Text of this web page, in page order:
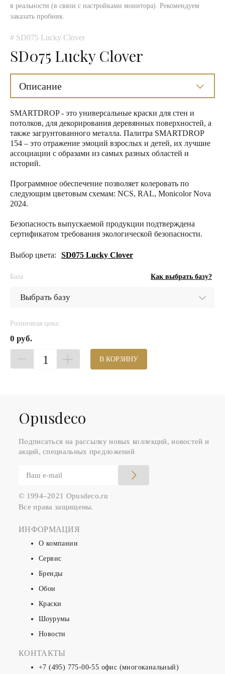
в реальности (в связи с настройками монитора). Рекомендуем
заказать пробник.
# SD075 Lucky Clover
SD075 Lucky Clover
Описание
SMARTDROP - это универсальные краски для стен и
потолков, для декорирования деревянных поверхностей, а
также загрунтованного металла. Палитра SMARTDROP
154 – это отражение эмоций взрослых и детей, их лучшие
ассоциации с образами из самых разных областей и
историй.
Программное обеспечение позволяет колеровать по
следующим цветовым схемам: NCS, RAL, Monicolor Nova
2024.
Безопасность выпускаемой продукции подтверждена
сертификатом требования экологической безопасности.
Выбор цвета: SD075 Lucky Clover
База Как выбрать базу?
Розничная цена:
0 руб.
1 В КОРЗИНУ
Оpusdeco
Подписаться на рассылку новых коллекций, новостей и
акций, специальных предложений
© 1994–2021 Opusdeco.ru
Все права защищены.
ИНФОРМАЦИЯ
О компании
Сервис
Бренды
Обои
Краски
Шоурумы
Новости
КОНТАКТЫ
+7 (495) 775-00-55 офис (многоканальный)